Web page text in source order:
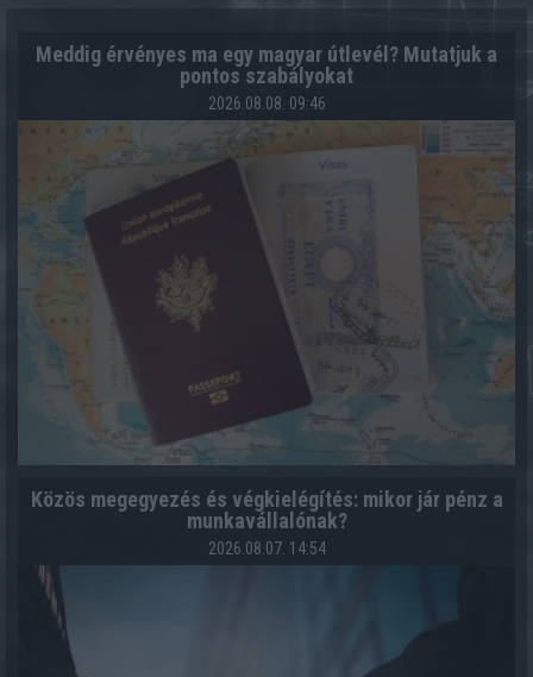
Meddig érvényes ma egy magyar útlevél? Mutatjuk a
pontos szabályokat
2026.08.08. 09:46
Közös megegyezés és végkielégítés: mikor jár pénz a
munkavállalónak?
2026.08.07. 14:54